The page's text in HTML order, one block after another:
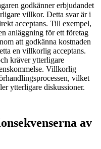
godkänner erbjudandet
villkor. Detta svar är i
acceptans. Till exempel,
anläggning för ett företag
att godkänna kostnaden
en villkorlig acceptans.
kräver ytterligare
Villkorlig
vilket
ytterligare diskussioner.
av